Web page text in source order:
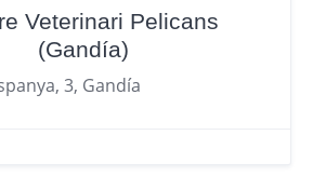
Veterinari Pelicans
(Gandía)
3, Gandía